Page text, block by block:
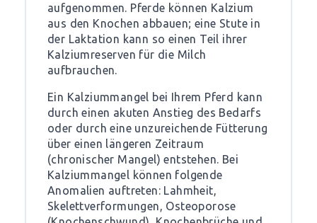
aufgenommen. Pferde können Kalzium
aus den Knochen abbauen; eine Stute in
der Laktation kann so einen Teil ihrer
Kalziumreserven für die Milch
aufbrauchen.
Ein Kalziummangel bei Ihrem Pferd kann
durch einen akuten Anstieg des Bedarfs
oder durch eine unzureichende Fütterung
über einen längeren Zeitraum
(chronischer Mangel) entstehen. Bei
Kalziummangel können folgende
Anomalien auftreten: Lahmheit,
Skelettverformungen, Osteoporose